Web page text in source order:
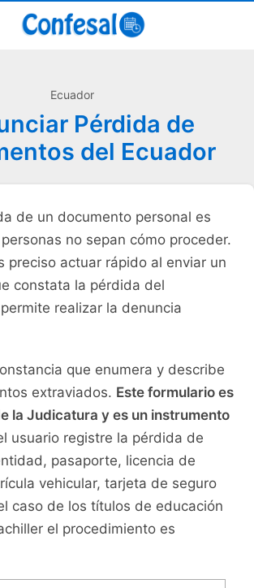
Ecuador
Pérdida de
del Ecuador
de un documento personal es
no sepan cómo proceder.
preciso actuar rápido al enviar un
constata la pérdida del
realizar la denuncia
que enumera y describe
extraviados. Este formulario es
la Judicatura y es un instrumento
usuario registre la pérdida de
pasaporte, licencia de
vehicular, tarjeta de seguro
caso de los títulos de educación
el procedimiento es